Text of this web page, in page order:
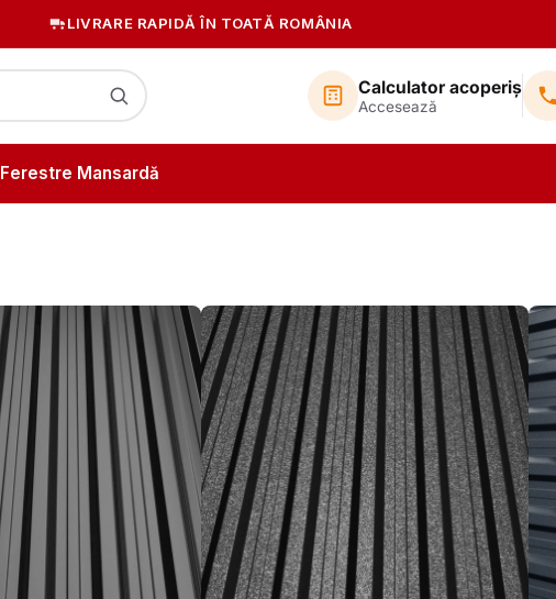
LIVRARE RAPIDĂ ÎN TOATĂ ROMÂNIA
PLATA 100% LA LIVRARE
Calculator acoperiș
Accesează
Ferestre Mansardă